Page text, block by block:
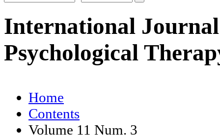
International
Psychological
Home
Contents
Volume 11 Num. 3